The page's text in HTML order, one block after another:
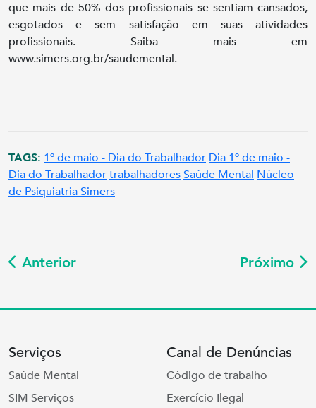
que mais de 50% dos profissionais se sentiam cansados,
esgotados e sem satisfação em suas atividades
profissionais. Saiba mais em
www.simers.org.br/saudemental.
TAGS: 1º de maio - Dia do Trabalhador Dia 1º de maio -
Dia do TrabalhadortrabalhadoresSaúde Mental Núcleo
de Psiquiatria Simers
Anterior Próximo
Serviços
Saúde Mental
SIM Serviços
Canal de Denúncias
Código de trabalho
Exercício Ilegal